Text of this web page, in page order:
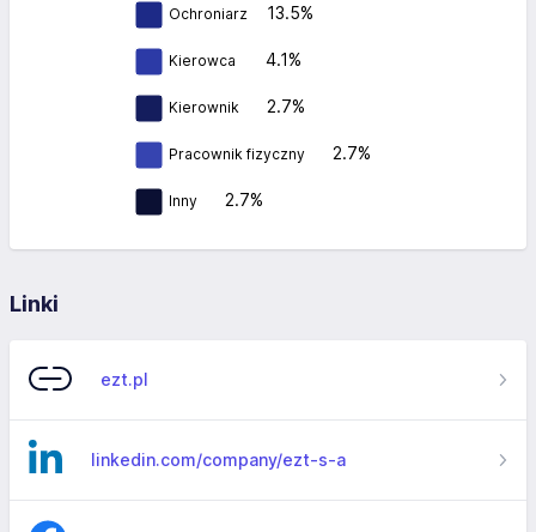
Ochroniarz 13.5%
Kierowca 4.1%
Kierownik 2.7%
Pracownik fizyczny 2.7%
Inny 2.7%
Linki
ezt.pl
linkedin.com/company/ezt-s-a